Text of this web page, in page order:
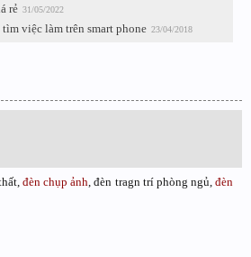
rẻ 31/05/2022
việc làm trên smart phone 23/04/2018
đèn chụp ảnh, đèn tragn trí phòng ngủ,đèn